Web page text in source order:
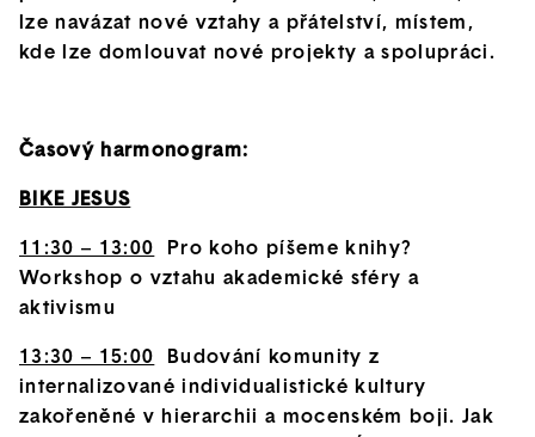
lze navázat nové vztahy a přátelství, místem,
kde lze domlouvat nové projekty a spolupráci.
Časový harmonogram:
BIKE JESUS
11:30 – 13:00 Pro koho píšeme knihy?
Workshop o vztahu akademické sféry a
aktivismu
13:30 – 15:00 Budování komunity z
internalizované individualistické kultury
zakořeněné v hierarchii a mocenském boji. Jak